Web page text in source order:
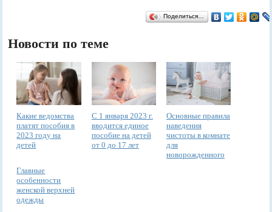
Поделиться…
Новости по теме
Какие ведомства
платят пособия в
2023 году на
детей
С 1 января 2023 г.
вводится единое
пособие на детей
от 0 до 17 лет
Основные правила
наведения
чистоты в комнате
для
новорожденного
Главные
особенности
женской верхней
одежды